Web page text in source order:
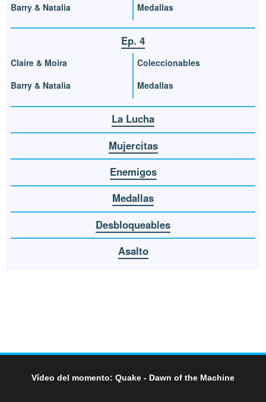
Barry & Natalia
Medallas
Ep. 4
Claire & Moira
Barry & Natalia
Coleccionables
Medallas
La Lucha
Mujercitas
Enemigos
Medallas
Desbloqueables
Asalto
Vídeo del momento: Quake - Dawn of the Machine